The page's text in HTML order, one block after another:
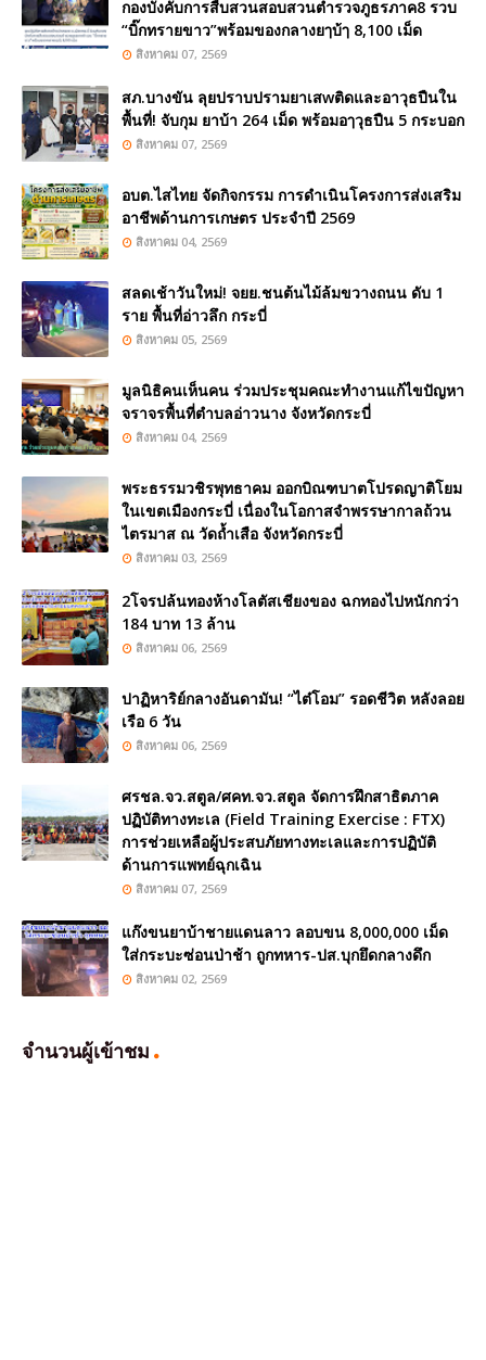
กองบังคับการสืบสวนสอบสวนตำรวจภูธรภาค8 รวบ
“บิ๊กทรายขาว”พร้อมของกลางยๅบ้ๅ 8,100 เม็ด
สิงหาคม 07, 2569
สภ.บางขัน ลุยปราบปรามยาเสwติดและอาวุธปืนใน
พื้นที่! จับกุม ยาบ้า 264 เม็ด พร้อมอๅวุธปืน 5 กระบอก
สิงหาคม 07, 2569
อบต.ไสไทย จัดกิจกรรม การดำเนินโครงการส่งเสริม
อาชีพด้านการเกษตร ประจำปี 2569
สิงหาคม 04, 2569
สลดเช้าวันใหม่! จยย.ชนต้นไม้ล้มขวางถนน ดับ 1
ราย พื้นที่อ่าวลึก กระบี่
สิงหาคม 05, 2569
มูลนิธิคนเห็นคน ร่วมประชุมคณะทำงานแก้ไขปัญหา
จราจรพื้นที่ตำบลอ่าวนาง จังหวัดกระบี่
สิงหาคม 04, 2569
พระธรรมวชิรพุทธาคม ออกบิณฑบาตโปรดญาติโยม
ในเขตเมืองกระบี่ เนื่องในโอกาสจำพรรษากาลถ้วน
ไตรมาส ณ วัดถ้ำเสือ จังหวัดกระบี่
สิงหาคม 03, 2569
2โจรปล้นทองห้างโลตัสเชียงของ ฉกทองไปหนักกว่า
184 บาท 13 ล้าน
สิงหาคม 06, 2569
ปาฏิหาริย์กลางอันดามัน! “ไต๋โอม” รอดชีวิต หลังลอย
เรือ 6 วัน
สิงหาคม 06, 2569
ศรชล.จว.สตูล/ศคท.จว.สตูล จัดการฝึกสาธิตภาค
ปฏิบัติทางทะเล (Field Training Exercise : FTX)
การช่วยเหลือผู้ประสบภัยทางทะเลและการปฏิบัติ
ด้านการแพทย์ฉุกเฉิน
สิงหาคม 07, 2569
แก๊งขนยาบ้าชายแดนลาว ลอบขน 8,000,000 เม็ด
ใส่กระบะซ่อนป่าช้า ถูกทหาร-ปส.บุกยึดกลางดึก
สิงหาคม 02, 2569
จำนวนผู้เข้าชม